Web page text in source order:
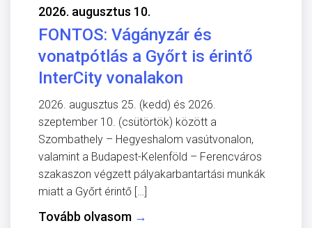
2026. augusztus 10.
FONTOS: Vágányzár és
vonatpótlás a Győrt is érintő
InterCity vonalakon
2026. augusztus 25. (kedd) és 2026.
szeptember 10. (csütörtök) között a
Szombathely – Hegyeshalom vasútvonalon,
valamint a Budapest-Kelenföld – Ferencváros
szakaszon végzett pályakarbantartási munkák
miatt a Győrt érintő […]
Tovább olvasom →